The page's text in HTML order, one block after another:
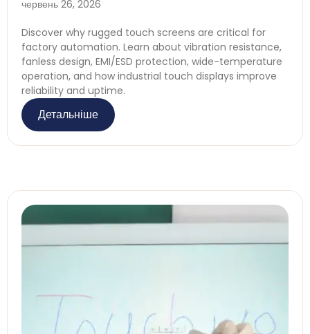
червень 26, 2026
Discover why rugged touch screens are critical for
factory automation. Learn about vibration resistance,
fanless design, EMI/ESD protection, wide-temperature
operation, and how industrial touch displays improve
reliability and uptime.
Детальніше